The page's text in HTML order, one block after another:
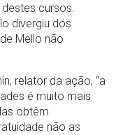
cursos.
divergiu dos
Mello não
relator da ação, “a
é muito mais
obtêm
não as